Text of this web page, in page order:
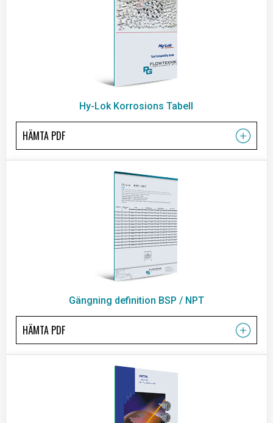
Hy-Lok Korrosions Tabell
HÄMTA PDF
Gängning definition BSP / NPT
HÄMTA PDF